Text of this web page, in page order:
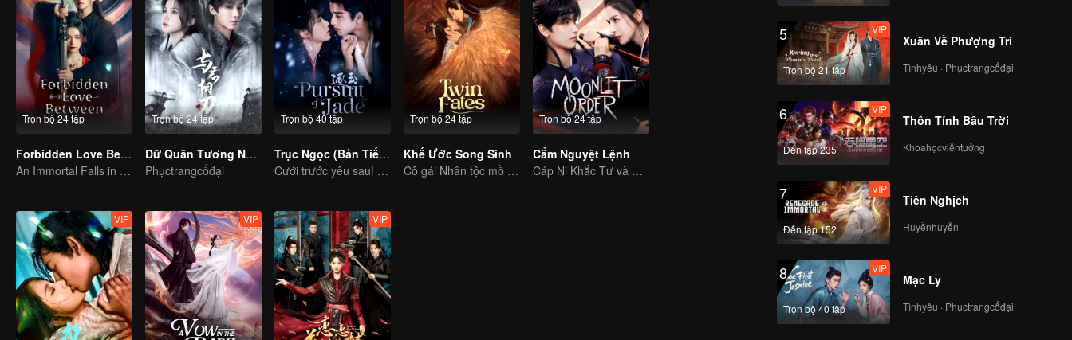
Trọn bộ 24 tập
Forbidden Love Between
An Immortal Falls in Love With a Witch
Trọn bộ 24 tập
Dữ Quân Tương Nhẫn
Phụctrangcổđại
Trọn bộ 40 tập
Trục Ngọc (Bản Tiếng Anh)
Cưới trước yêu sau! Chân tình giữa binh đao khói lửa
Trọn bộ 24 tập
Khế Ước Song Sinh
Cô gái Nhân tộc mồ côi hiến thân kết khế ước với thần thú.
Trọn bộ 24 tập
Cẩm Nguyệt Lệnh
Cáp Ni Khắc Tư và Hoàng Tuấn Tiệp cùng nhau phá vỡ thế cờ chết
VIP VIP VIP
5
Trọn bộ 21 tập
VIP
Xuân Về Phượng Trì
Tìnhyêu · Phụctrangcổđại
6
Đến tập 235
VIP
Thôn Tính Bầu Trời
Khoahọcviễntưởng
7
Đến tập 152
VIP
Tiên Nghịch
Huyềnhuyễn
8
Trọn bộ 40 tập
VIP
Mạc Ly
Tìnhyêu · Phụctrangcổđại